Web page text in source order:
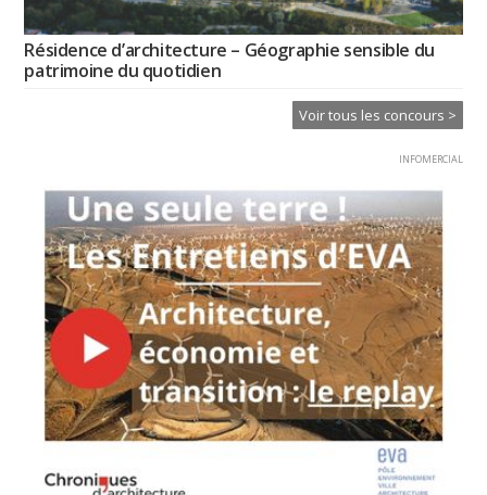
Résidence d’architecture – Géographie sensible du
patrimoine du quotidien
Voir tous les concours >
INFOMERCIAL